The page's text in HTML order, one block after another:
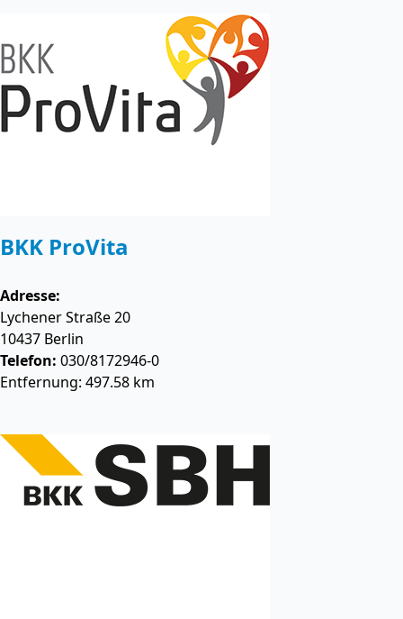
BKK ProVita
Adresse:
Lychener Straße 20
10437 Berlin
Telefon: 030/8172946-0
Entfernung: 497.58 km